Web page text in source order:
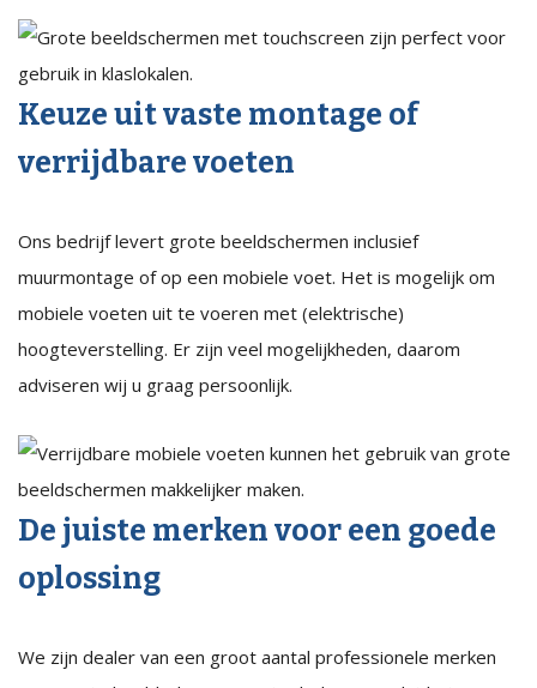
Keuze uit vaste montage of
verrijdbare voeten
Ons bedrijf levert grote beeldschermen inclusief
muurmontage of op een mobiele voet. Het is mogelijk om
mobiele voeten uit te voeren met (elektrische)
hoogteverstelling. Er zijn veel mogelijkheden, daarom
adviseren wij u graag persoonlijk.
De juiste merken voor een goede
oplossing
We zijn dealer van een groot aantal professionele merken